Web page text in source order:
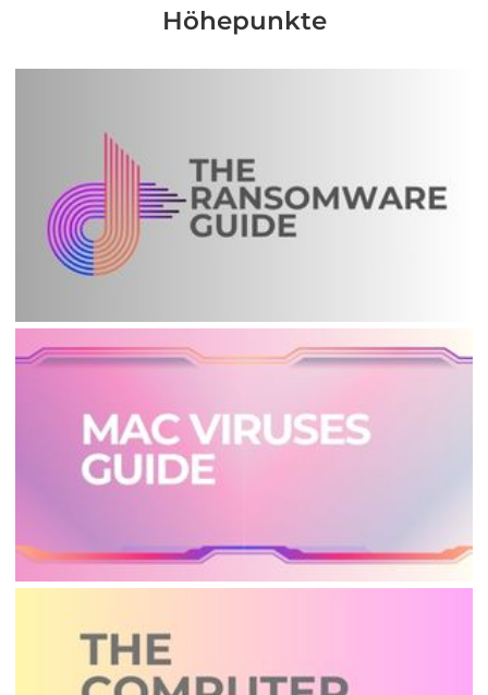
Höhepunkte